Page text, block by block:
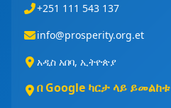
+251 111 543 137
info@prosperity.org.et
አዲስ አበባ, ኢትዮጵያ
በ Google ካርታ ላይ ይመልከቱ